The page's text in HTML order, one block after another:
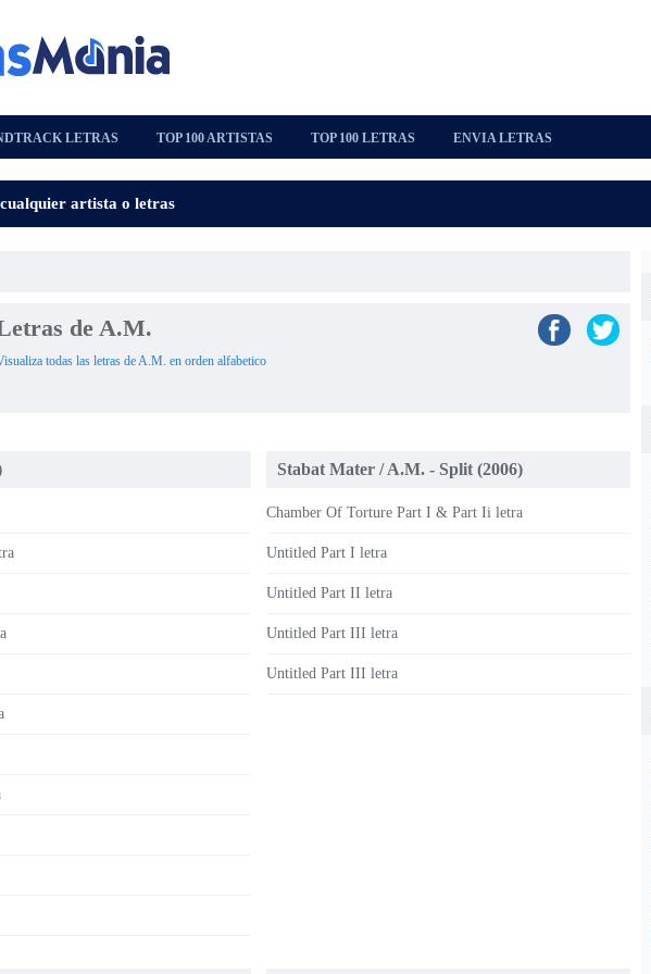
LETRAS TOP 100 ARTISTAS TOP 100 LETRAS ENVIA LETRAS
de A.M.
todas las letras de A.M. en orden alfabetico
Stabat Mater / A.M. - Split (2006)
Chamber Of Torture Part I & Part Ii letra
Untitled Part I letra
Untitled Part II letra
Untitled Part III letra
Untitled Part III letra